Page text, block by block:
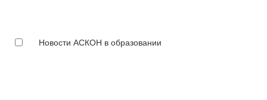
Новости АСКОН в образовании